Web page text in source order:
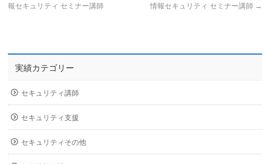
報セキュリティ セミナー講師
情報セキュリティ セミナー講師 →
実績カテゴリー
セキュリティ講師
セキュリティ支援
セキュリティその他